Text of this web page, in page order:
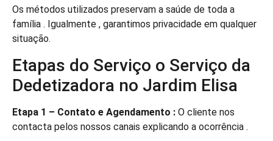
Os métodos utilizados preservam a saúde de toda a
família . Igualmente , garantimos privacidade em qualquer
situação.
Etapas do Serviço o Serviço da
Dedetizadora no Jardim Elisa
Etapa 1 – Contato e Agendamento : O cliente nos
contacta pelos nossos canais explicando a ocorrência .